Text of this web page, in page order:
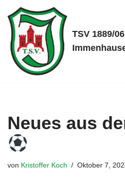
Zum
Inhalt
springen
TSV 1889/06
Neues aus
von Kristoffer Koch Oktober 7,